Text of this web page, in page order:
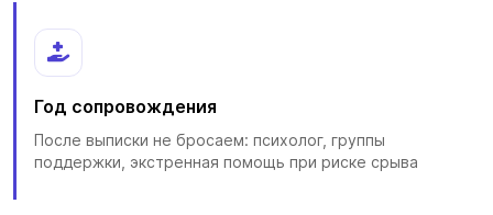
Год сопровождения
После выписки не бросаем: психолог, группы
поддержки, экстренная помощь при риске срыва